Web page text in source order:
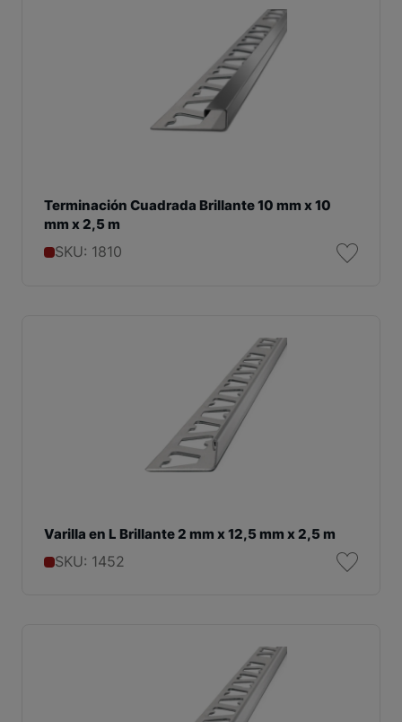
Terminación Cuadrada Brillante 10 mm x 10
mm x 2,5 m
SKU: 1810
Varilla en L Brillante 2 mm x 12,5 mm x 2,5 m
SKU: 1452